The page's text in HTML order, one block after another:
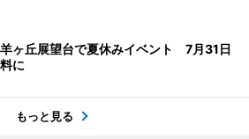
ヶ丘展望台で夏休みイベント 7月31日
に
もっと見る